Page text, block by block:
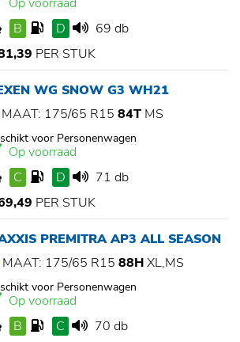
B
D
69 db
PER STUK
WG SNOW G3 WH21
MAAT: 175/65 R15 84T MS
voor Personenwagen
Op voorraad
C
D
71 db
PER STUK
PREMITRA AP3 ALL SEASON
MAAT: 175/65 R15 88HXL,MS
voor Personenwagen
Op voorraad
B
C
70 db